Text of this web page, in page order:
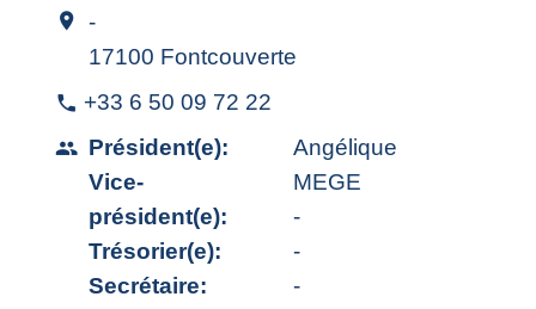
location_on
-
17100 Fontcouverte
phone +33 6 50 09 72 22
people Président(e):
Vice-
président(e):
Trésorier(e):
Secrétaire:
Angélique
MEGE
-
-
-